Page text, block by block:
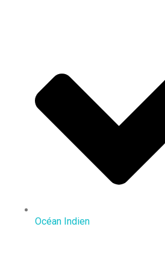
Océan Indien